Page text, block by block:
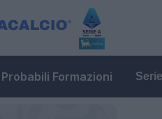
Probabili Formazioni